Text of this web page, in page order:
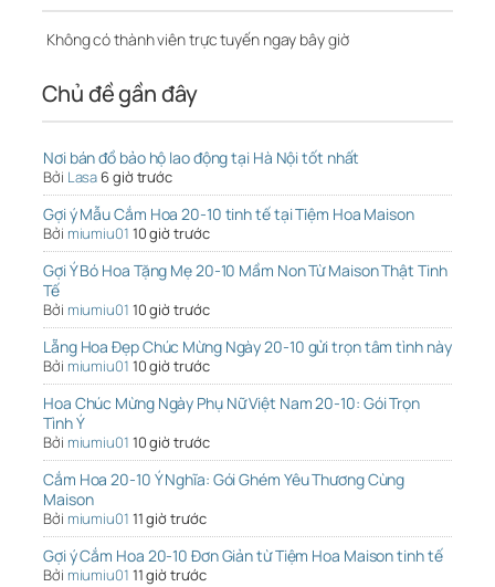
Không có thành viên trực tuyến ngay bây giờ
Chủ đề gần đây
Nơi bán đồ bảo hộ lao động tại Hà Nội tốt nhất
Bởi Lasa 6 giờ trước
Gợi ý Mẫu Cắm Hoa 20-10 tinh tế tại Tiệm Hoa Maison
Bởi miumiu01 10 giờ trước
Gợi Ý Bó Hoa Tặng Mẹ 20-10 Mầm Non Từ Maison Thật Tinh
Tế
Bởi miumiu01 10 giờ trước
Lẵng Hoa Đẹp Chúc Mừng Ngày 20-10 gửi trọn tâm tình này
Bởi miumiu01 10 giờ trước
Hoa Chúc Mừng Ngày Phụ Nữ Việt Nam 20-10: Gói Trọn
Tình Ý
Bởi miumiu01 10 giờ trước
Cắm Hoa 20-10 Ý Nghĩa: Gói Ghém Yêu Thương Cùng
Maison
Bởi miumiu01 11 giờ trước
Gợi ý Cắm Hoa 20-10 Đơn Giản từ Tiệm Hoa Maison tinh tế
Bởi miumiu01 11 giờ trước